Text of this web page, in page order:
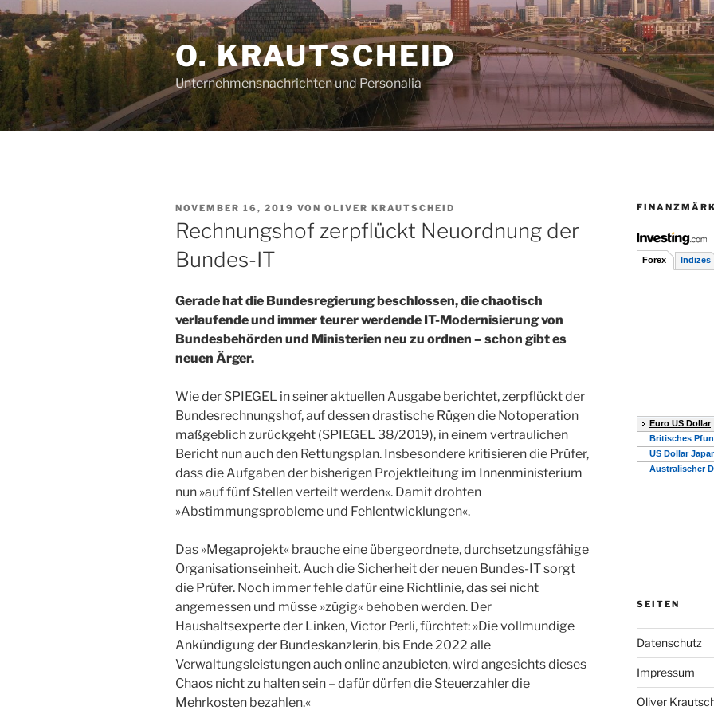
Zum
Inhalt
springen
O. KRAUTSCHEID
Unternehmensnachrichten und Personalia
VERÖFFENTLICHT
AM
NOVEMBER 16, 2019 VON OLIVER KRAUTSCHEID
Rechnungshof zerpflückt Neuordnung der
Bundes-IT
Gerade hat die Bundesregierung beschlossen, die chaotisch
verlaufende und immer teurer werdende IT-Moder­nisierung von
Bundesbehörden und Ministerien neu zu ordnen – schon gibt es
neuen Ärger.
Wie der SPIEGEL in seiner aktuellen Ausgabe berichtet, zerpflückt der
Bundesrechnungshof, auf dessen drastische Rügen die Notopera­tion
maßgeblich zurückgeht (SPIEGEL 38/2019), in einem vertrau­lichen
Bericht nun auch den Rettungsplan. Ins­besondere kritisieren die Prüfer,
dass die Aufgaben der bisherigen Projektleitung im Innen­ministerium
nun »auf fünf Stellen verteilt werden«. Damit drohten
»Abstimmungsprobleme und Fehlentwicklungen«.
Das »Megaprojekt« brauche eine übergeordnete, durchsetzungsfähige
Organisationseinheit. Auch die Sicherheit der neuen Bundes-IT sorgt
die Prüfer. Noch immer fehle dafür eine Richtlinie, das sei nicht
angemessen und müsse »zügig« behoben werden. Der
Haushaltsexperte der Linken, Victor Perli, fürchtet: »Die vollmundige
Ankündigung der Bundeskanzlerin, bis Ende 2022 alle
Verwaltungsleistungen auch online anzubieten, wird angesichts dieses
Chaos nicht zu halten sein – dafür dürfen die Steuerzahler die
Mehrkosten bezahlen.«
SEITEN
Datenschutz
Impressum
Oliver